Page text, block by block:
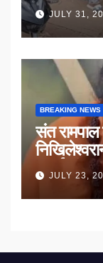
JULY 31,
BREAKING NEWS
संत
उठाई मांग
JULY 23,